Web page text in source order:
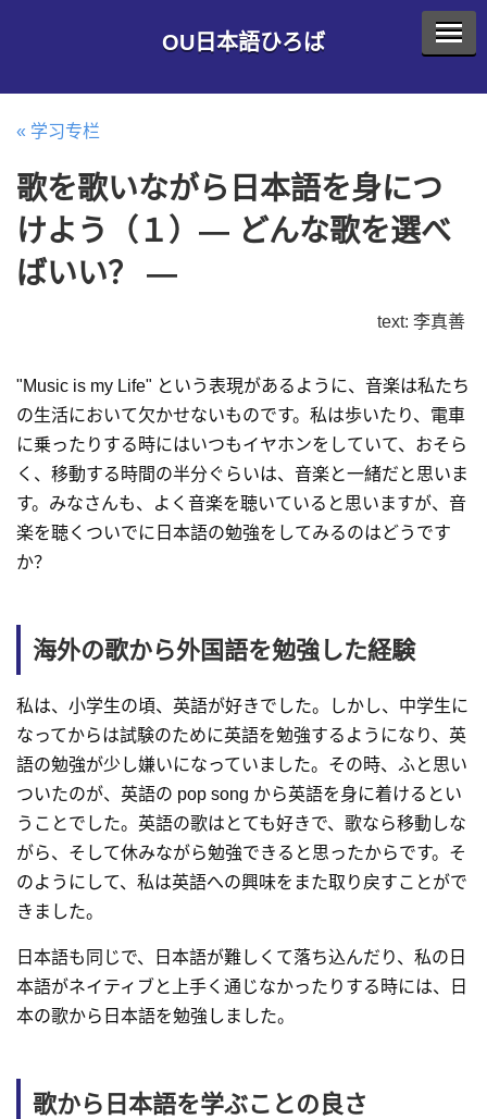
OU日本語ひろば
« 学习专栏
歌を歌いながら日本語を身につ
けよう（１）— どんな歌を選べ
ばいい？ —
text: 李真善
"Music is my Life" という表現があるように、音楽は私たち
の生活において欠かせないものです。私は歩いたり、電車
に乗ったりする時にはいつもイヤホンをしていて、おそら
く、移動する時間の半分ぐらいは、音楽と一緒だと思いま
す。みなさんも、よく音楽を聴いていると思いますが、音
楽を聴くついでに日本語の勉強をしてみるのはどうです
か？
海外の歌から外国語を勉強した経験
私は、小学生の頃、英語が好きでした。しかし、中学生に
なってからは試験のために英語を勉強するようになり、英
語の勉強が少し嫌いになっていました。その時、ふと思い
ついたのが、英語の pop song から英語を身に着けるとい
うことでした。英語の歌はとても好きで、歌なら移動しな
がら、そして休みながら勉強できると思ったからです。そ
のようにして、私は英語への興味をまた取り戻すことがで
きました。
日本語も同じで、日本語が難しくて落ち込んだり、私の日
本語がネイティブと上手く通じなかったりする時には、日
本の歌から日本語を勉強しました。
歌から日本語を学ぶことの良さ